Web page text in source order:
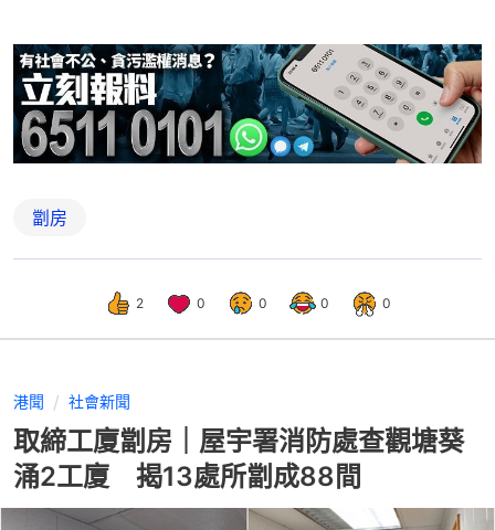
劏房
2 0 0 0 0
港聞 社會新聞
取締工廈劏房｜屋宇署消防處查觀塘葵
涌2工廈 揭13處所劏成88間